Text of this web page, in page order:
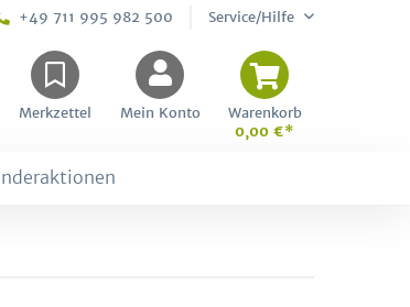
+49 711 995 982 500 Service/Hilfe
Merkzettel Mein Konto
Warenkorb
0,00 €*